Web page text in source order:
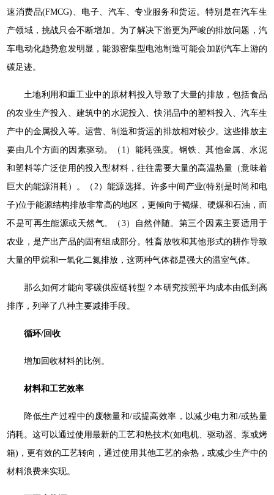
速消费品(FMCG)、电子、汽车、专业服务和货运。特别是在汽车生
产领域，挑战只会不断增加。为了解决下游更为严峻的排放问题，汽
车电动化趋势愈发明显，能源密集型电池制造可能会加剧汽车上游的
碳足迹。
土地利用和重工业中的原材料投入导致了大量的排放，包括食品
的农业生产投入、建筑中的水泥投入、快消品中的塑料投入、汽车生
产中的金属投入等。运营、制造和货运的排放相对较少。这些排放主
要由几个方面的因素驱动。（1）能耗强度。钢铁、其他金属、水泥
和塑料等广泛使用的投入型材料，往往需要大量的高温热量（意味着
巨大的能源消耗）。（2）能源选择。许多中间产业(特别是时尚和电
子)位于能源结构排放非常高的地区，更倾向于褐煤、硬煤和石油，而
不是可再生能源或天然气。（3）自然伴随。第三个因素主要适用于
农业，是产出产品的固有组成部分。牲畜放牧和其他形式的耕作导致
大量的甲烷和一氧化二氮排放，这两种气体都是强大的温室气体。
那么如何才能向零碳供应链转型？本研究按照平均成本由低到高
排序，列举了八种主要减排手段。
循环/回收
增加回收材料的比例。
材料和工艺效率
降低生产过程中的废物量和/或提高效率，以减少电力和/或热量
消耗。这可以通过使用最新的工艺和热技术(如电机、驱动器、泵或烤
箱)，更有效的工艺转向，通过使用其他工艺的余热，或减少生产中的
材料浪费来实现。